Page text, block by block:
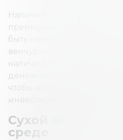
Наличие сухого порошка
преимущество перед
быть менее ликвидные
венчурный капиталист
наличии значительную
денежных средств (сухой
чтобы воспользоваться
инвестиций в частный
Сухой актив в
среде